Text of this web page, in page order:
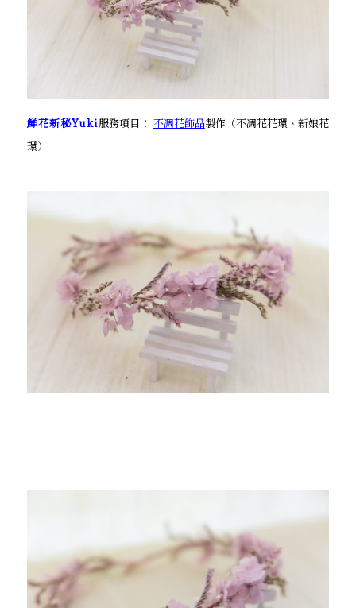
鮮花新秘Yuki服務項目： 不凋花飾品製作（不凋花花環、新娘花
環）